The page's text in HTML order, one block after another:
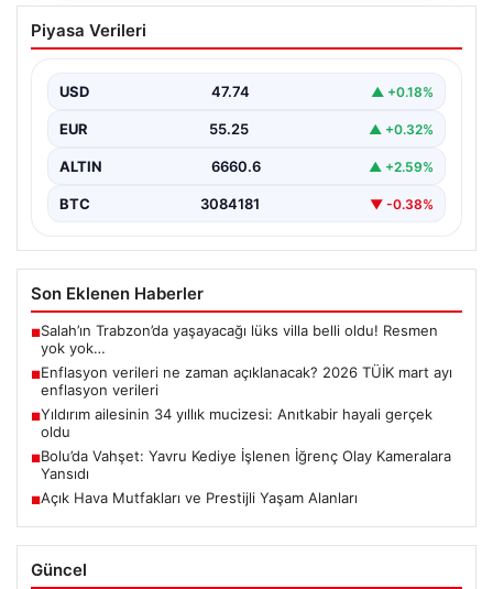
Enflasyon verileri ne zaman
açıklanacak? 2026 TÜİK mart ayı
Piyasa Verileri
USD 47.74 ▲ +0.18%
EUR 55.25 ▲ +0.32%
ALTIN 6660.6 ▲ +2.59%
BTC 3084181 ▼ -0.38%
Son Eklenen Haberler
■Salah’ın Trabzon’da yaşayacağı lüks villa belli oldu! Resmen
yok yok…
■Enflasyon verileri ne zaman açıklanacak? 2026 TÜİK mart ayı
enflasyon verileri
■Yıldırım ailesinin 34 yıllık mucizesi: Anıtkabir hayali gerçek
oldu
■Bolu’da Vahşet: Yavru Kediye İşlenen İğrenç Olay Kameralara
Yansıdı
■Açık Hava Mutfakları ve Prestijli Yaşam Alanları
Güncel